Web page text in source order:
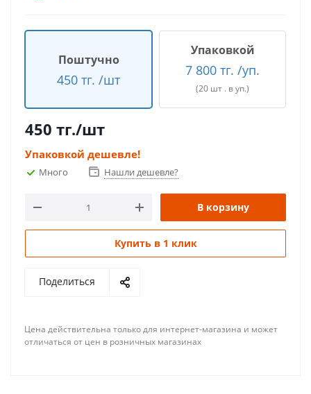
Поштучно
450 тг. /шт
Упаковкой
7 800 тг. /уп.
(20 шт . в уп.)
450 тг./шт
Упаковкой дешевле!
Много Нашли дешевле?
В корзину
Купить в 1 клик
Поделиться
Цена действительна только для интернет-магазина и может
отличаться от цен в розничных магазинах